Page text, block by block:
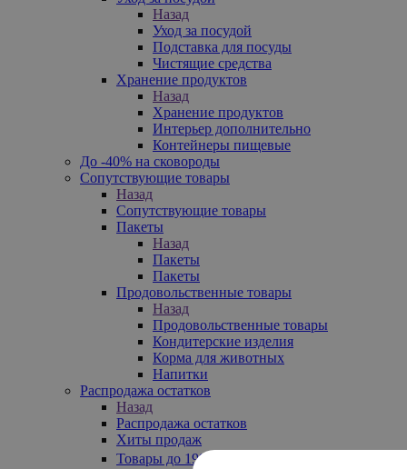
Назад
Уход за посудой
Подставка для посуды
Чистящие средства
Хранение продуктов
Назад
Хранение продуктов
Интерьер дополнительно
Контейнеры пищевые
До -40% на сковороды
Сопутствующие товары
Назад
Сопутствующие товары
Пакеты
Назад
Пакеты
Пакеты
Продовольственные товары
Назад
Продовольственные товары
Кондитерские изделия
Корма для животных
Напитки
Распродажа остатков
Назад
Распродажа остатков
Хиты продаж
Товары до 199₽